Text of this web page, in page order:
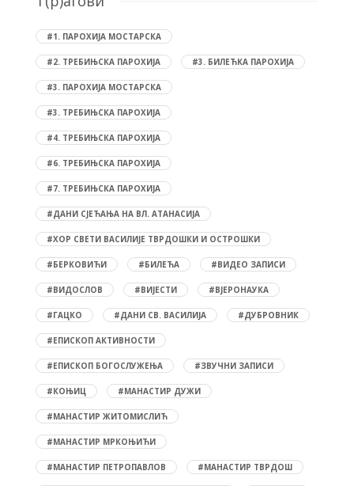
#1. ПАРОХИЈА МОСТАРСКА
#2. ТРЕБИЊСКА ПАРОХИЈА #3. БИЛЕЋКА ПАРОХИЈА
#3. ПАРОХИЈА МОСТАРСКА
#3. ТРЕБИЊСКА ПАРОХИЈА
#4. ТРЕБИЊСКА ПАРОХИЈА
#6. ТРЕБИЊСКА ПАРОХИЈА
#7. ТРЕБИЊСКА ПАРОХИЈА
#ДАНИ СЈЕЋАЊА НА ВЛ. АТАНАСИЈА
#ХОР СВЕТИ ВАСИЛИЈЕ ТВРДОШКИ И ОСТРОШКИ
#БЕРКОВИЋИ #БИЛЕЋА #ВИДЕО ЗАПИСИ
#ВИДОСЛОВ #ВИЈЕСТИ #ВЈЕРОНАУКА
#ГАЦКО #ДАНИ СВ. ВАСИЛИЈА #ДУБРОВНИК
#ЕПИСКОП АКТИВНОСТИ
#ЕПИСКОП БОГОСЛУЖЕЊА #ЗВУЧНИ ЗАПИСИ
#КОЊИЦ #МАНАСТИР ДУЖИ
#МАНАСТИР ЖИТОМИСЛИЋ
#МАНАСТИР МРКОЊИЋИ
#МАНАСТИР ПЕТРОПАВЛОВ #МАНАСТИР ТВРДОШ